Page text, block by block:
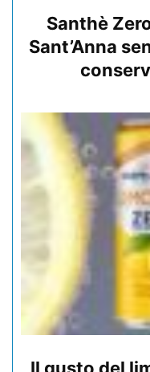
Santhè
Sant’Anna